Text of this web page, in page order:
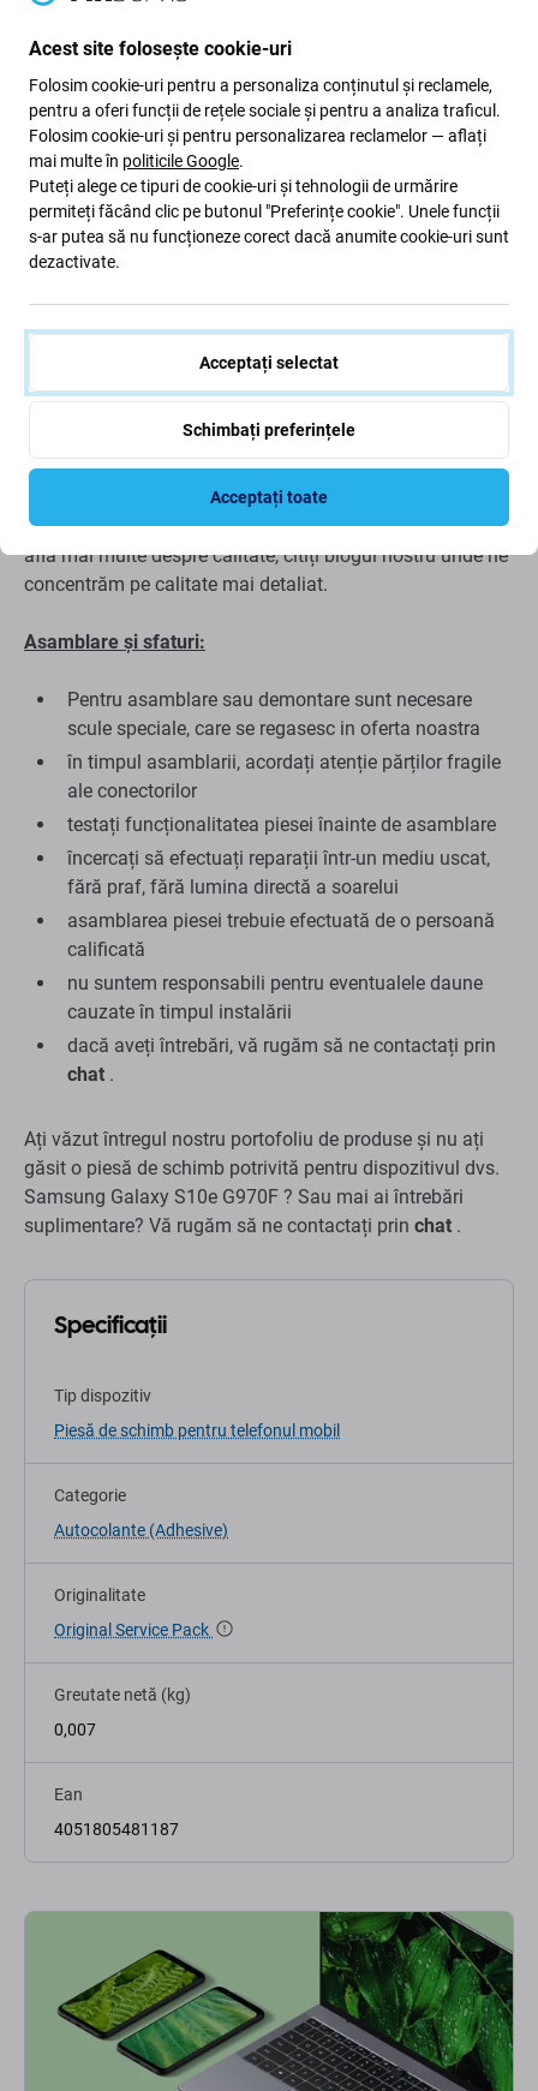
Adeziv sub capacul bateriei pentru
Samsung Galaxy S10e G970F
Dacă v-ați dezasamblat dispozitivul Samsung Galaxy
S10e G970F și aveți nevoie deadeziv nou, aceasta este
piesa de care aveți nevoie pentru ca dispozitivul să fie din
Calitatea pieselor de schimb
Calitate: Service Pack Genuine
- o piesă de schimb este o
piesă originală, adică furnizată de producătorul
echipamentului Samsung. Piesa de schimb este de cea
mai buna calitate posibila de pe piata si este 100%
identica cu cea care se afla in aparat din fabrica. Pentru a
afla mai multe despre calitate, citiți blogul nostru unde ne
concentrăm pe calitate mai detaliat.
Asamblare și sfaturi:
Pentru asamblare sau demontare sunt necesare
scule speciale, care se regasesc in oferta noastra
în timpul asamblarii, acordați atenție părților fragile
ale conectorilor
testați funcționalitatea piesei înainte de asamblare
încercați să efectuați reparații într-un mediu uscat,
fără praf, fără lumina directă a soarelui
asamblarea piesei trebuie efectuată de o persoană
calificată
nu suntem responsabili pentru eventualele daune
cauzate în timpul instalării
dacă aveți întrebări, vă rugăm să ne contactați prin
chat .
Ați văzut întregul nostru portofoliu de produse și nu ați
găsit o piesă de schimb potrivită pentru dispozitivul dvs.
Samsung Galaxy S10e G970F ? Sau mai ai întrebări
suplimentare? Vă rugăm să ne contactați prin chat .
Specificații
Tip dispozitiv
Piesă de schimb pentru telefonul mobil
Categorie
Autocolante (Adhesive)
Originalitate
Original Service Pack
Greutate netă (kg)
0,007
Ean
4051805481187
Acest site folosește cookie-uri
Folosim cookie-uri pentru a personaliza conținutul și reclamele,
pentru a oferi funcții de rețele sociale și pentru a analiza traficul.
Folosim cookie-uri și pentru personalizarea reclamelor — aflați
mai multe în politicile Google.
Puteți alege ce tipuri de cookie-uri și tehnologii de urmărire
permiteți făcând clic pe butonul "Preferințe cookie". Unele funcții
s-ar putea să nu funcționeze corect dacă anumite cookie-uri sunt
dezactivate.
Acceptați selectat
Schimbați preferințele
Acceptați toate